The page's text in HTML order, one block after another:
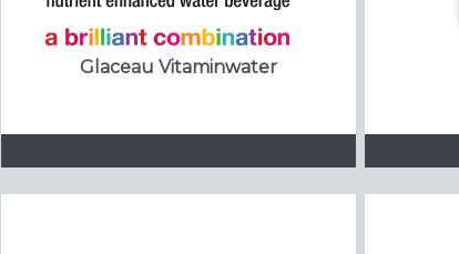
Glaceau Vitaminwater